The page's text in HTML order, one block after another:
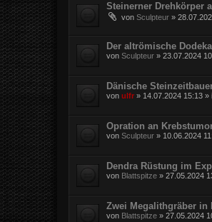
Steinerner Drehkörper
von Sculpteur »
Der altrömische
von Sculpteur » 23.07.2024
Dänische
von ulfr » 14.07.2024 15:13 »
Opration an
von Sculpteur » 10.06.2024
Dendra Rüstung im
von Blattspitze » 27.05.2024
Zwei Megalithgräber in
von Blattspitze » 27.05.2024